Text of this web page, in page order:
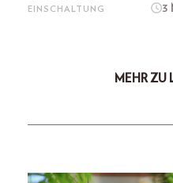
EINSCHALTUNG
3
MEHR ZU